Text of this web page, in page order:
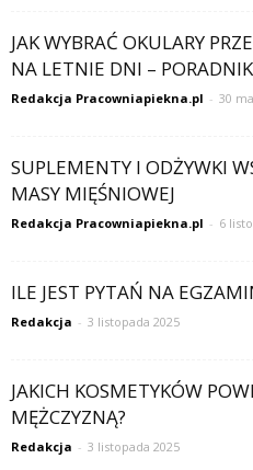
JAK WYBRAĆ OKULARY
NA LETNIE DNI –
Redakcja Pracowniapiekna.pl - 30
SUPLEMENTY I ODŻYWKI
MASY MIĘŚNIOWEJ
Redakcja Pracowniapiekna.pl - 6
ILE JEST PYTAŃ NA
Redakcja - 3 listopada 2025
JAKICH KOSMETYKÓW
MĘŻCZYZNĄ?
Redakcja - 3 listopada 2025